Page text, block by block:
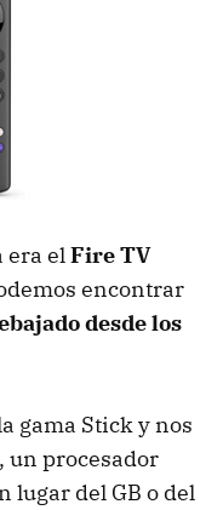
era elFire TV
encontrar
desde los
gama Stick y nos
un procesador
lugar del GB o del